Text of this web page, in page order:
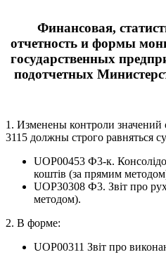
Финансовая,
отчетность и формы
государственных
подотчетных
1. Изменены контроли значений
3115 должны строго равняться
UOP00453 Ф3-к.
коштiв (за прямим
UOP30308 Ф3. Звiт про
методом).
2. В форме:
UOP00311 Звіт про